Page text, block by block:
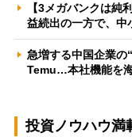
【3メガバンクは純
益続出の一方で、
急増する中国企業
Temu…本社機能を
投資ノウハウ満